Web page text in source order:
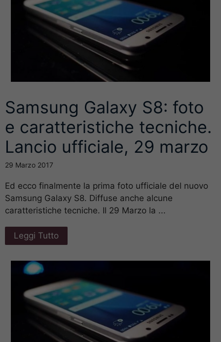
Samsung Galaxy S8: foto
e caratteristiche tecniche.
Lancio ufficiale, 29 marzo
29 Marzo 2017
Ed ecco finalmente la prima foto ufficiale del nuovo
Samsung Galaxy S8. Diffuse anche alcune
caratteristiche tecniche. Il 29 Marzo la ...
Leggi Tutto